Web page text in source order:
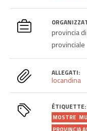
provincia
provinciale
ALLEGATI:
locandina
ÉTIQUETTE:
MOSTRE